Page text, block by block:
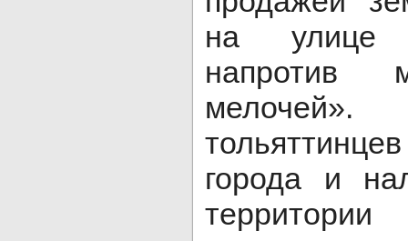
на улице
напротив
города и